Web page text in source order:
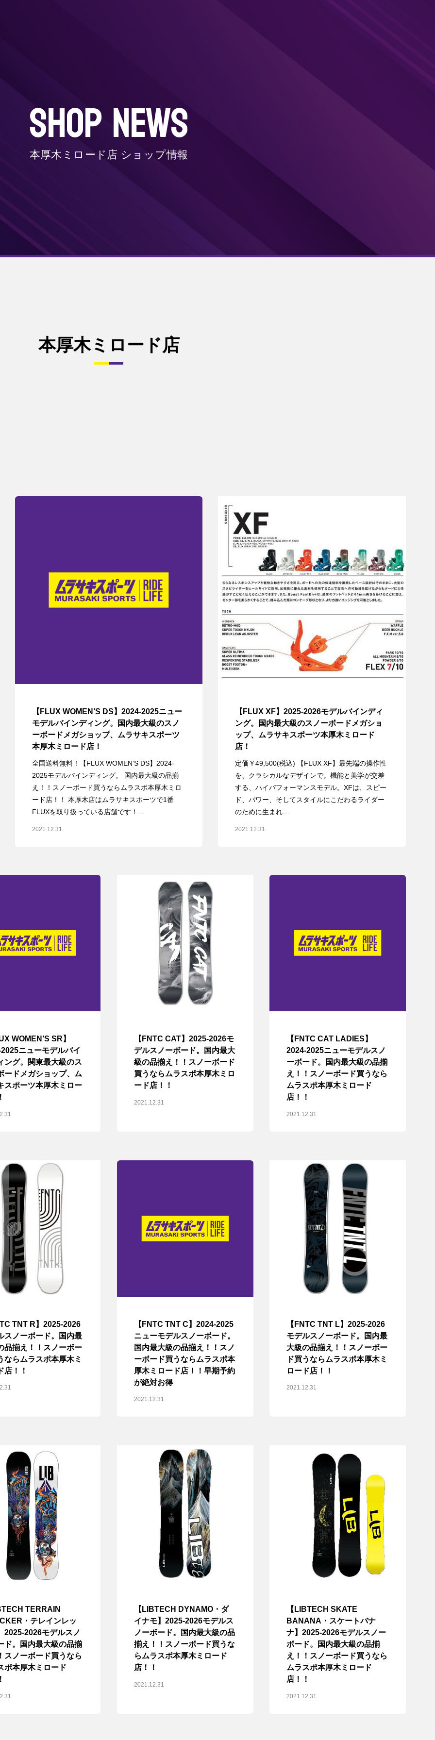
SHOP NEWS
本厚木ミロード店 ショップ情報
本厚木ミロード店
【FLUX WOMEN’S DS】2024-2025ニュー
モデルバインディング。国内最大級のスノ
ーボードメガショップ、ムラサキスポーツ
本厚木ミロード店！
全国送料無料！【FLUX WOMEN’S DS】2024-
2025モデルバインディング。 国内最大級の品揃
え！！スノーボード買うならムラスポ本厚木ミロ
ード店！！ 本厚木店はムラサキスポーツで1番
FLUXを取り扱っている店舗です！…
2021.12.31
【FLUX XF】2025-2026モデルバインディ
ング。国内最大級のスノーボードメガショ
ップ、ムラサキスポーツ本厚木ミロード
店！
定価￥49,500(税込) 【FLUX XF】最先端の操作性
を、クラシカルなデザインで。機能と美学が交差
する、ハイパフォーマンスモデル。XFは、スピー
ド、パワー、そしてスタイルにこだわるライダー
のために生まれ…
2021.12.31
WOMEN’S SR】
ニューモデルバイ
ング。関東最大級のス
ードメガショップ、ム
スポーツ本厚木ミロー
【FNTC CAT】2025-2026モ
デルスノーボード。国内最大
級の品揃え！！スノーボード
買うならムラスポ本厚木ミロ
ード店！！
2021.12.31
【FNTC CAT LADIES】
2024-2025ニューモデルスノ
ーボード。国内最大級の品揃
え！！スノーボード買うなら
ムラスポ本厚木ミロード
店！！
2021.12.31
TNT R】2025-2026
スノーボード。国内最
品揃え！！スノーボー
ならムラスポ本厚木ミ
店！！
【FNTC TNT C】2024-2025
ニューモデルスノーボード。
国内最大級の品揃え！！スノ
ーボード買うならムラスポ本
厚木ミロード店！！早期予約
が絶対お得
2021.12.31
【FNTC TNT L】2025-2026
モデルスノーボード。国内最
大級の品揃え！！スノーボー
ド買うならムラスポ本厚木ミ
ロード店！！
2021.12.31
TERRAIN
・テレインレッ
2025-2026モデルスノ
ド。国内最大級の品揃
スノーボード買うなら
ポ本厚木ミロード
【LIBTECH DYNAMO・ダ
イナモ】2025-2026モデルス
ノーボード。国内最大級の品
揃え！！スノーボード買うな
らムラスポ本厚木ミロード
店！！
2021.12.31
【LIBTECH SKATE
BANANA・スケートバナ
ナ】2025-2026モデルスノー
ボード。国内最大級の品揃
え！！スノーボード買うなら
ムラスポ本厚木ミロード
店！！
2021.12.31